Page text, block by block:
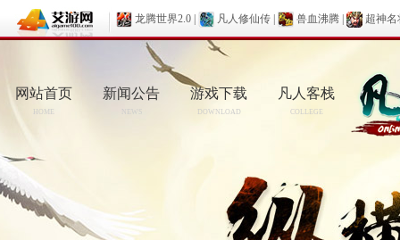
龙腾世界2.0 凡人修仙传 兽血沸腾 超神名
网站首页
HOME
新闻公告
NEWS
游戏下载
DOWNLOAD
凡人客栈
COLLEGE